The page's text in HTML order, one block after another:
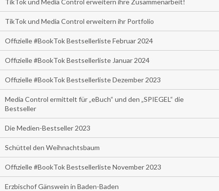
TikTok und Media Control erweitern ihr Portfolio
Offizielle #BookTok Bestsellerliste Februar 2024
Offizielle #BookTok Bestsellerliste Januar 2024
Offizielle #BookTok Bestsellerliste Dezember 2023
Media Control ermittelt für „eBuch“ und den „SPIEGEL“ die
Bestseller
Die Medien-Bestseller 2023
Schüttel den Weihnachtsbaum
Offizielle #BookTok Bestsellerliste November 2023
Erzbischof Gänswein in Baden-Baden